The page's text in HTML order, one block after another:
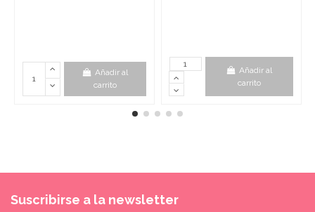
Añadir al
carrito
Añadir al
carrito
Suscribirse a la newsletter